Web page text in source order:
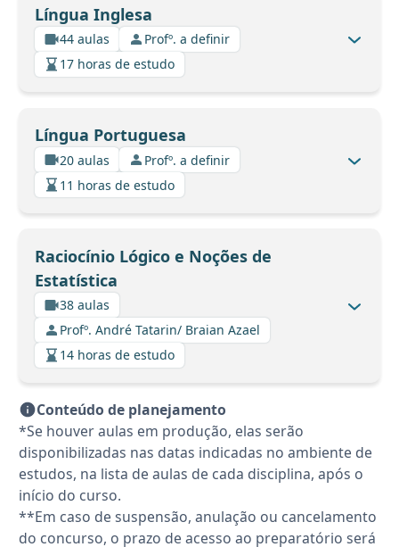
Língua Inglesa
44 aulas
Profº. a definir
17 horas de estudo
Língua Portuguesa
20 aulas
Profº. a definir
11 horas de estudo
Raciocínio Lógico e Noções de
Estatística
38 aulas
Profº. André Tatarin/ Braian Azael
14 horas de estudo
Conteúdo de planejamento
*Se houver aulas em produção, elas serão
disponibilizadas nas datas indicadas no ambiente de
estudos, na lista de aulas de cada disciplina, após o
início do curso.
**Em caso de suspensão, anulação ou cancelamento
do concurso, o prazo de acesso ao preparatório será